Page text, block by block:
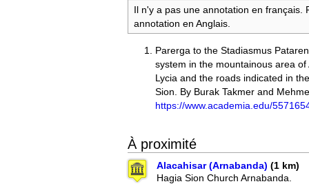
Il n'y a pas une annotation en français.
annotation en Anglais.
Parerga to the Stadiasmus
system in the mountainous area
Lycia and the roads indicated in
Sion. By Burak Takmer and
https://www.academia.edu/
À proximité
Alacahisar (Arnabanda) (1 km)
Hagia Sion Church Arnabanda.